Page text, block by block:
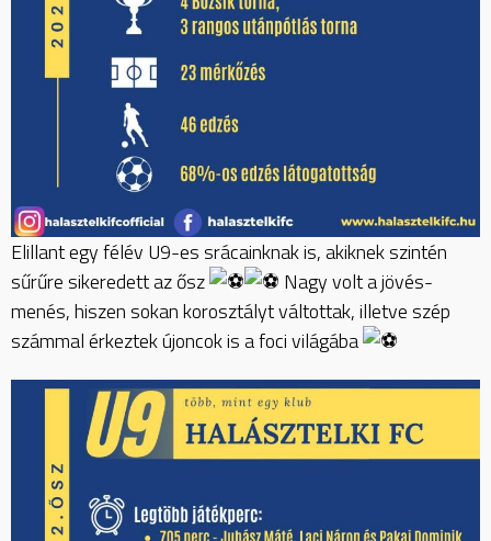
Elillant egy félév U9-es srácainknak is, akiknek szintén
sűrűre sikeredett az ősz
Nagy volt a jövés-
menés, hiszen sokan korosztályt váltottak, illetve szép
számmal érkeztek újoncok is a foci világába